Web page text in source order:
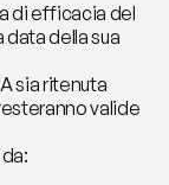
di efficacia del
della sua
sia ritenuta
valide